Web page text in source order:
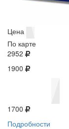
Цена
По карте
2952
1900
1700
Подробности